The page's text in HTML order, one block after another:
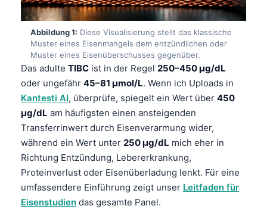
Abbildung 1: Diese Visualisierung stellt das klassische
Muster eines Eisenmangels dem entzündlichen oder
Muster eines Eisenüberschusses gegenüber.
Das adulte TIBC ist in der Regel 250–450 µg/dL
oder ungefähr 45–81 µmol/L. Wenn ich Uploads in
Kantesti AI, überprüfe, spiegelt ein Wert über 450
µg/dL am häufigsten einen ansteigenden
Transferrinwert durch Eisenverarmung wider,
während ein Wert unter 250 µg/dL mich eher in
Richtung Entzündung, Lebererkrankung,
Proteinverlust oder Eisenüberladung lenkt. Für eine
umfassendere Einführung zeigt unser Leitfaden für
Eisenstudien das gesamte Panel.